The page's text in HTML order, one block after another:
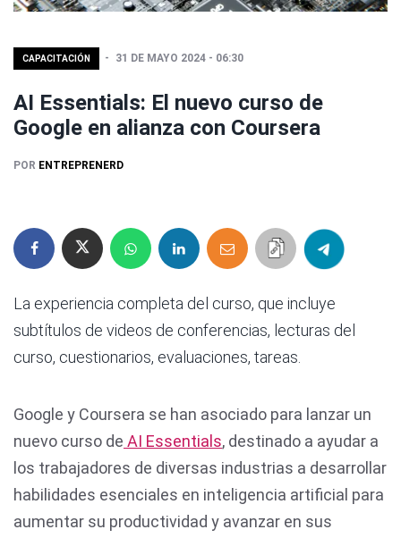
CAPACITACIÓN 31 DE MAYO 2024 - 06:30
AI Essentials: El nuevo curso de
Google en alianza con Coursera
POR ENTREPRENERD
La experiencia completa del curso, que incluye
subtítulos de videos de conferencias, lecturas del
curso, cuestionarios, evaluaciones, tareas.
Google y Coursera se han asociado para lanzar un
nuevo curso de AI Essentials, destinado a ayudar a
los trabajadores de diversas industrias a desarrollar
habilidades esenciales en inteligencia artificial para
aumentar su productividad y avanzar en sus